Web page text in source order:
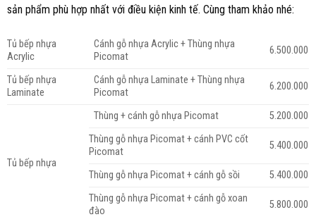
sản phẩm phù hợp nhất với điều kiện kinh tế. Cùng tham khảo nhé:
Tủ bếp nhựa
Acrylic
Cánh gỗ nhựa Acrylic + Thùng nhựa
Picomat
6.500.000
Tủ bếp nhựa
Laminate
Cánh gỗ nhựa Laminate + Thùng nhựa
Picomat
6.200.000
Tủ bếp nhựa
Thùng + cánh gỗ nhựa Picomat
5.200.000
Thùng gỗ nhựa Picomat + cánh PVC cốt
Picomat
5.400.000
Thùng gỗ nhựa Picomat + cánh gỗ sồi
5.400.000
Thùng gỗ nhựa Picomat + cánh gỗ xoan
đào
5.800.000